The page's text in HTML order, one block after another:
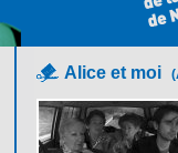
Alice et moi